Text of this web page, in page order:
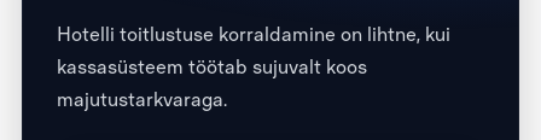
Hotelli toitlustuse korraldamine on lihtne, kui
kassasüsteem töötab sujuvalt koos
majutustarkvaraga.